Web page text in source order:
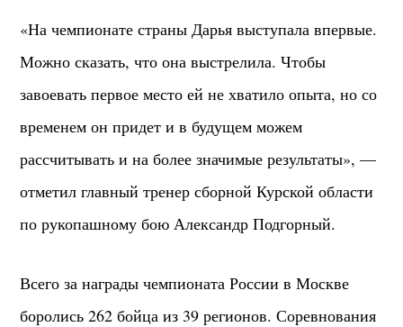
«На чемпионате страны Дарья выступала впервые.
Можно сказать, что она выстрелила. Чтобы
завоевать первое место ей не хватило опыта, но со
временем он придет и в будущем можем
рассчитывать и на более значимые результаты», —
отметил главный тренер сборной Курской области
по рукопашному бою Александр Подгорный.
Всего за награды чемпионата России в Москве
боролись 262 бойца из 39 регионов. Соревнования